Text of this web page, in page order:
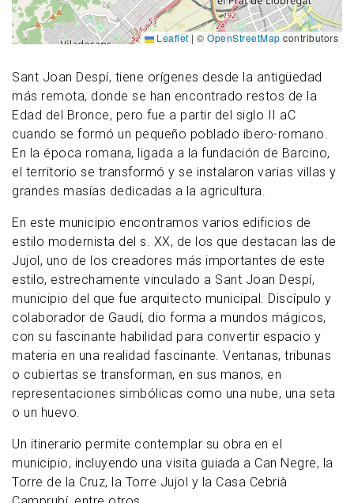
Sant Joan Despí, tiene orígenes desde la antigüedad
más remota, donde se han encontrado restos de la
Edad del Bronce, pero fue a partir del siglo II aC
cuando se formó un pequeño poblado ibero-romano.
En la época romana, ligada a la fundación de Barcino,
el territorio se transformó y se instalaron varias villas y
grandes masías dedicadas a la agricultura.
En este municipio encontramos varios edificios de
estilo modernista del s. XX, de los que destacan las de
Jujol, uno de los creadores más importantes de este
estilo, estrechamente vinculado a Sant Joan Despí,
municipio del que fue arquitecto municipal. Discípulo y
colaborador de Gaudí, dio forma a mundos mágicos,
con su fascinante habilidad para convertir espacio y
materia en una realidad fascinante. Ventanas, tribunas
o cubiertas se transforman, en sus manos, en
representaciones simbólicas como una nube, una seta
o un huevo.
Un itinerario permite contemplar su obra en el
municipio, incluyendo una visita guiada a Can Negre, la
Torre de la Cruz, la Torre Jujol y la Casa Cebrià
Leaflet | © OpenStreetMap contributors